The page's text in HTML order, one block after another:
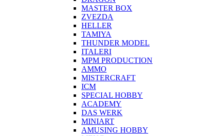
MASTER BOX
ZVEZDA
HELLER
TAMIYA
THUNDER MODEL
ITALERI
MPM PRODUCTION
AMMO
MISTERCRAFT
ICM
SPECIAL HOBBY
ACADEMY
DAS WERK
MINIART
AMUSING HOBBY